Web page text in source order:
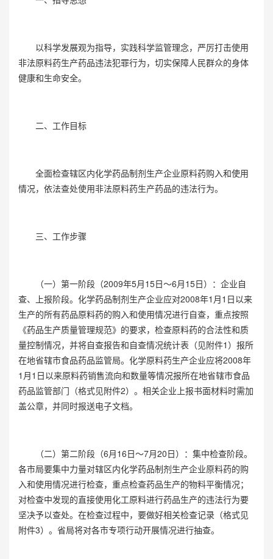
以科学发展观为指导，实践科学监管理念，严厉打击使用
非法原料药生产药品违法犯罪行为，切实保障人民群众的身体
健康和生命安全。
二、工作目标
全面检查辖区内化学药品制剂生产企业原料药购入和使用
情况，依法查处使用非法原料药生产药品的违法行为。
三、工作步骤
（一）第一阶段（2009年5月15日～6月15日）：企业自
查、上报阶段。化学药品制剂生产企业应对2008年1月1日以来
生产的所有药品原料药的购入和使用情况进行自查，重点按照
《药品生产质量管理规范》的要求，检查原料药的合法性和质
量控制情况，并将自查报告和自查情况统计表（见附件1）报所
在地省辖市食品药品监管局。化学原料药生产企业应将2008年
1月1日以来原料药销售流向和数量等情况报所在地省辖市食品
药品监管部门（格式见附件2）。相关企业上报书面材料时需加
盖公章，并同时报送电子文档。
（二）第二阶段（6月16日～7月20日）：集中检查阶段。
各市局要集中力量对辖区内化学药品制剂生产企业原料药的购
入和使用情况进行检查，重点检查药品生产的物料平衡情况；
对检查中发现的直接使用化工原料进行药品生产的违法行为要
坚决予以查处。在检查过程中，要做好相关检查记录（格式见
附件3）。省局将对各市专项行动开展情况进行抽查。